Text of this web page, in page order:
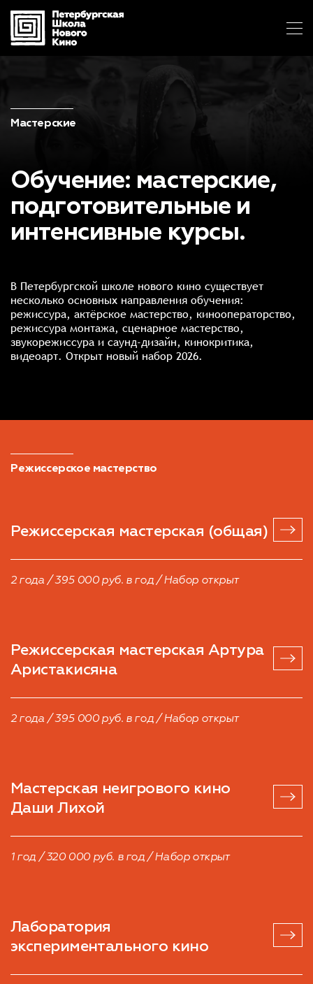
Мастерские
Обучение: мастерские,
подготовительные и
интенсивные курсы.
В Петербургской школе нового кино существует
несколько основных направления обучения:
режиссура, актёрское мастерство, кинооператорство,
режиссура монтажа, сценарное мастерство,
звукорежиссура и саунд-дизайн, кинокритика,
видеоарт. Открыт новый набор 2026.
Режиссерское мастерство
Режиссерская мастерская (общая)
2 года / 395 000 руб. в год / Набор открыт
Режиссерская мастерская Артура
Аристакисяна
2 года / 395 000 руб. в год / Набор открыт
Мастерская неигрового кино
Даши Лихой
1 год / 320 000 руб. в год / Набор открыт
Лаборатория
экспериментального кино